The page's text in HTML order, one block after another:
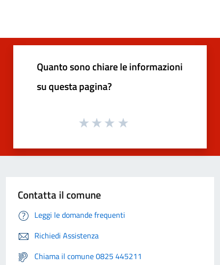
Quanto sono chiare le informazioni
su questa pagina?
Contatta il comune
Leggi le domande frequenti
Richiedi Assistenza
Chiama il comune 0825 445211